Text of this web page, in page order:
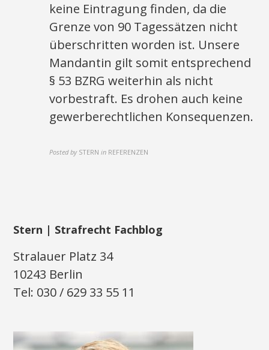
keine Eintragung finden, da die
Grenze von 90 Tagessätzen nicht
überschritten worden ist. Unsere
Mandantin gilt somit entsprechend
§ 53 BZRG weiterhin als nicht
vorbestraft. Es drohen auch keine
gewerberechtlichen Konsequenzen.
Posted by STERN in REFERENZEN
Stern | Strafrecht Fachblog
Stralauer Platz 34
10243 Berlin
Tel: 030 / 629 33 55 11